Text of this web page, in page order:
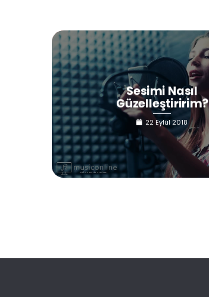
Sesimi Nasıl
Güzelleştiririm?
22 Eylül 2018